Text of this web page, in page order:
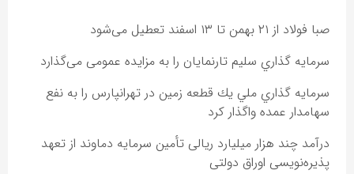
صبا فولاد از ۲۱ بهمن تا ۱۳ اسفند تعطیل می‌شود
سرمايه گذاري سليم تارنمايان را به مزایده عمومی می‌گذارد
سرمايه گذاري ملي يك قطعه زمين در تهرانپارس را به نفع
سهامدار عمده واگذار كرد
درآمد چند هزار میلیارد ریالی تأمین سرمایه دماوند از تعهد
پذیره‌نویسی اوراق دولتی